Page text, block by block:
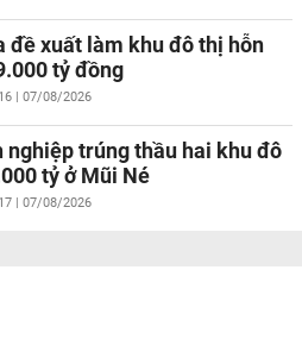
đề xuất làm khu đô thị hỗn
tỷ đồng
| 07/08/2026
nghiệp trúng thầu hai khu đô
tỷ ở Mũi Né
| 07/08/2026